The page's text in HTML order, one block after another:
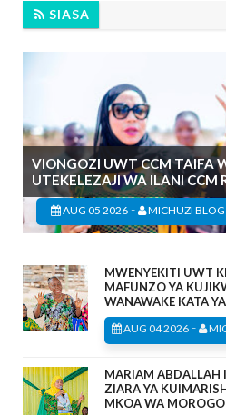
SIASA
VIONGOZI UWT CCM TAIFA
UTEKELEZAJI WA ILANI CCM
AUG 05 2026 - MICHUZI BLOG
MWENYEKITI UWT
MAFUNZO YA
WANAWAKE KATA
AUG 04 2026 -
MARIAM ABDALLAH
ZIARA YA
MKOA WA